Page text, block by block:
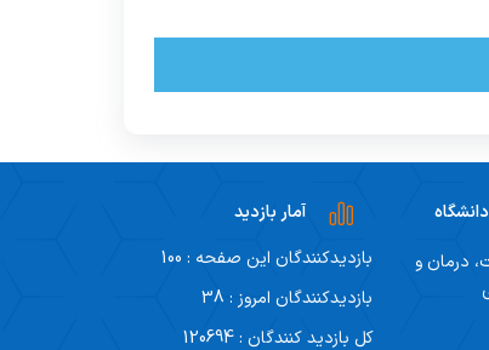
درمان و
آمار بازدید
بازدیدکنندگان این صفحه : 100
بازدیدکنندگان امروز : 38
کل بازدید کنندگان : 120694